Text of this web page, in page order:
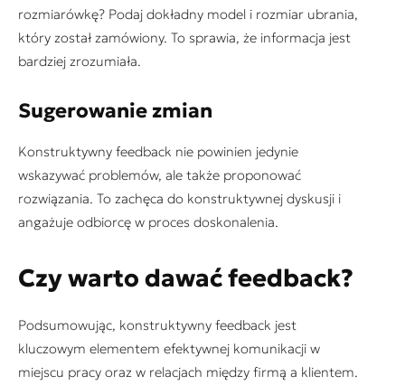
rozmiarówkę? Podaj dokładny model i rozmiar ubrania,
który został zamówiony. To sprawia, że informacja jest
bardziej zrozumiała.
Sugerowanie zmian
Konstruktywny feedback nie powinien jedynie
wskazywać problemów, ale także proponować
rozwiązania. To zachęca do konstruktywnej dyskusji i
angażuje odbiorcę w proces doskonalenia.
Czy warto dawać feedback?
Podsumowując, konstruktywny feedback jest
kluczowym elementem efektywnej komunikacji w
miejscu pracy oraz w relacjach między firmą a klientem.